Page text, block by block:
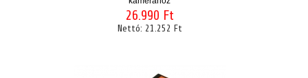
26.990 Ft
Nettó: 21.252 Ft